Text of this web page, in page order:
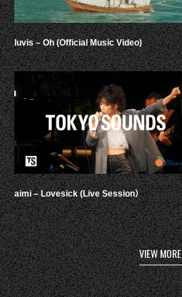
luvis – Oh (Official Music Video)
aimi – Lovesick (Live Session）
VIEW MORE